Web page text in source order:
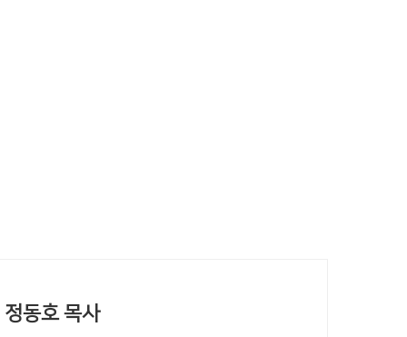
정동호 목사